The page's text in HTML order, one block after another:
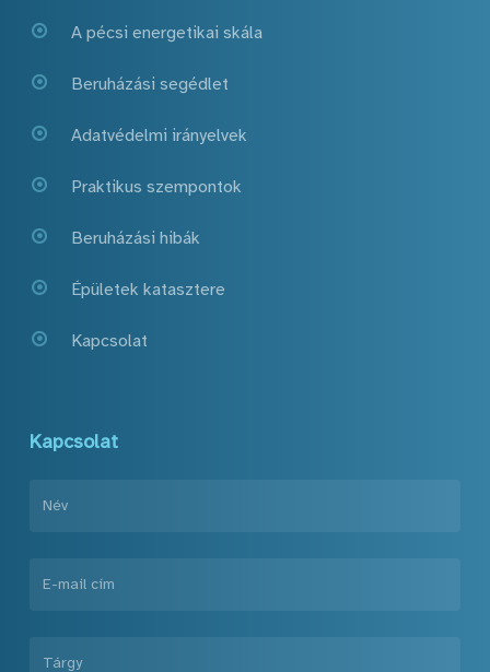
A pécsi energetikai skála
Beruházási segédlet
Adatvédelmi irányelvek
Praktikus szempontok
Beruházási hibák
Épületek katasztere
Kapcsolat
Kapcsolat